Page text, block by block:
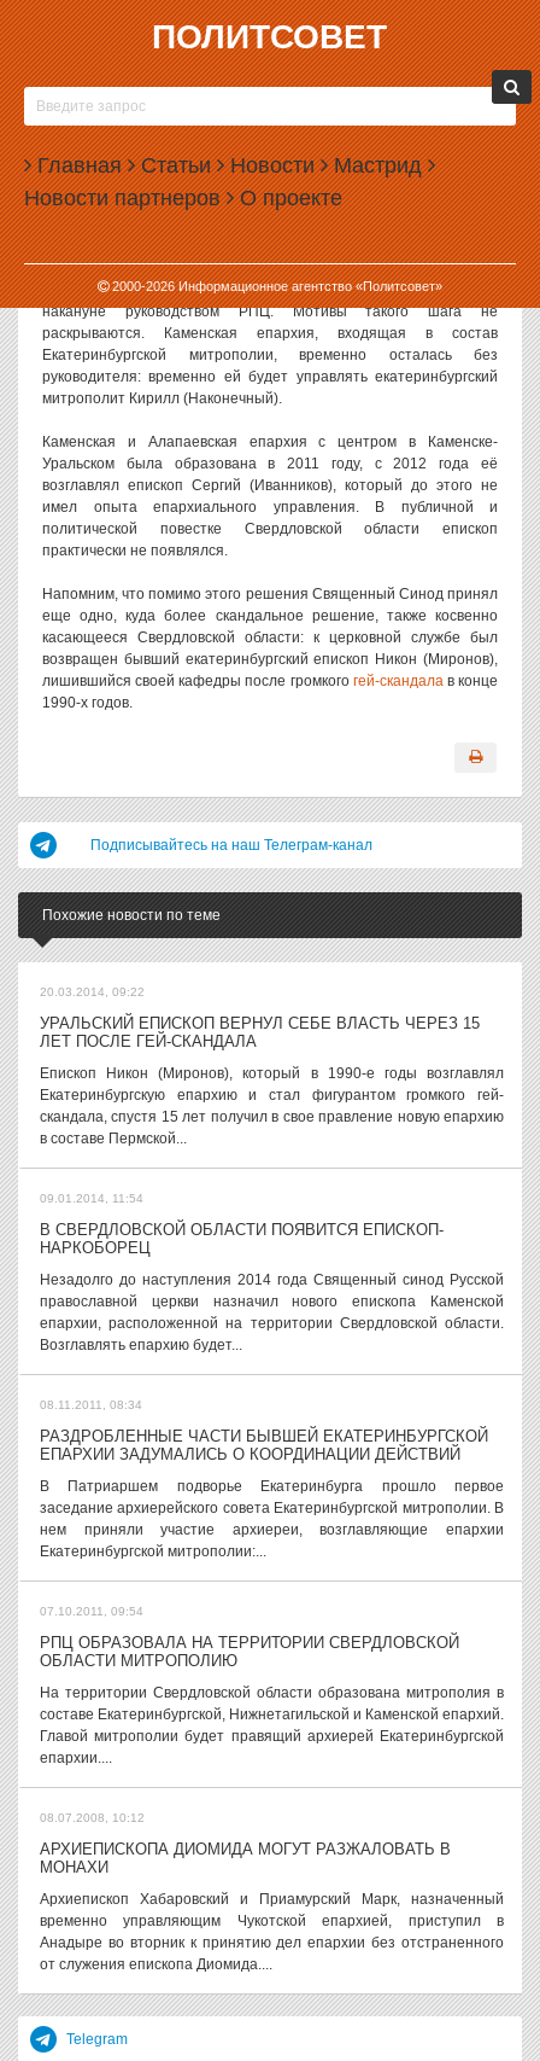
ПОЛИТСОВЕТ
Главная Статьи Новости Мастрид
Новости партнеров О проекте
2000-2026Информационное агентство «Политсовет»
30.05.2013, 17:41
ЕКАТЕРИНБУРГСКАЯ МИТРОПОЛИЯ
ЛИШИЛАСЬ ЕПИСКОПА
В Екатеринбургской митрополии стало на одного епископа
меньше: решением Священного Синода глава Каменской
епархии Сергий переведен на Алтай. В Свердловской области он
проработал меньше двух лет.
Решение о переводе Сергия в Алтайскую епархию было принято
накануне руководством РПЦ. Мотивы такого шага не
раскрываются. Каменская епархия, входящая в состав
Екатеринбургской митрополии, временно осталась без
руководителя: временно ей будет управлять екатеринбургский
митрополит Кирилл (Наконечный).
Каменская и Алапаевская епархия с центром в Каменске-
Уральском была образована в 2011 году, с 2012 года её
возглавлял епископ Сергий (Иванников), который до этого не
имел опыта епархиального управления. В публичной и
политической повестке Свердловской области епископ
практически не появлялся.
Напомним, что помимо этого решения Священный Синод принял
еще одно, куда более скандальное решение, также косвенно
касающееся Свердловской области: к церковной службе был
возвращен бывший екатеринбургский епископ Никон (Миронов),
лишившийся своей кафедры после громкого гей-скандалав конце
1990-х годов.
Подписывайтесь на наш Телеграм-канал
Похожие новости по теме
20.03.2014, 09:22
УРАЛЬСКИЙ ЕПИСКОП ВЕРНУЛ СЕБЕ ВЛАСТЬ ЧЕРЕЗ 15
ЛЕТ ПОСЛЕ ГЕЙ-СКАНДАЛА
Епископ Никон (Миронов), который в 1990-е годы возглавлял
Екатеринбургскую епархию и стал фигурантом громкого гей-
скандала, спустя 15 лет получил в свое правление новую епархию
в составе Пермской...
09.01.2014, 11:54
В СВЕРДЛОВСКОЙ ОБЛАСТИ ПОЯВИТСЯ ЕПИСКОП-
НАРКОБОРЕЦ
Незадолго до наступления 2014 года Священный синод Русской
православной церкви назначил нового епископа Каменской
епархии, расположенной на территории Свердловской области.
Возглавлять епархию будет...
08.11.2011, 08:34
РАЗДРОБЛЕННЫЕ ЧАСТИ БЫВШЕЙ ЕКАТЕРИНБУРГСКОЙ
ЕПАРХИИ ЗАДУМАЛИСЬ О КООРДИНАЦИИ ДЕЙСТВИЙ
В Патриаршем подворье Екатеринбурга прошло первое
заседание архиерейского совета Екатеринбургской митрополии. В
нем приняли участие архиереи, возглавляющие епархии
Екатеринбургской митрополии:...
07.10.2011, 09:54
РПЦ ОБРАЗОВАЛА НА ТЕРРИТОРИИ СВЕРДЛОВСКОЙ
ОБЛАСТИ МИТРОПОЛИЮ
На территории Свердловской области образована митрополия в
составе Екатеринбургской, Нижнетагильской и Каменской епархий.
Главой митрополии будет правящий архиерей Екатеринбургской
епархии....
08.07.2008, 10:12
АРХИЕПИСКОПА ДИОМИДА МОГУТ РАЗЖАЛОВАТЬ В
МОНАХИ
Архиепископ Хабаровский и Приамурский Марк, назначенный
временно управляющим Чукотской епархией, приступил в
Анадыре во вторник к принятию дел епархии без отстраненного
от служения епископа Диомида....
Telegram